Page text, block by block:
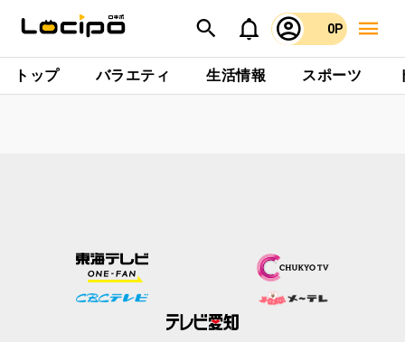
0P
トップ バラエティ 生活情報 スポーツ